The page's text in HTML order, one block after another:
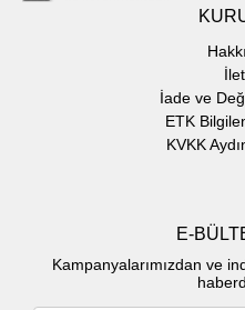
İade ve
ETK
KVKK
E-
Kampanyalarımızdan ve